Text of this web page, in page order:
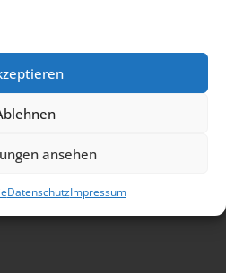
ansehen
DatenschutzImpressum